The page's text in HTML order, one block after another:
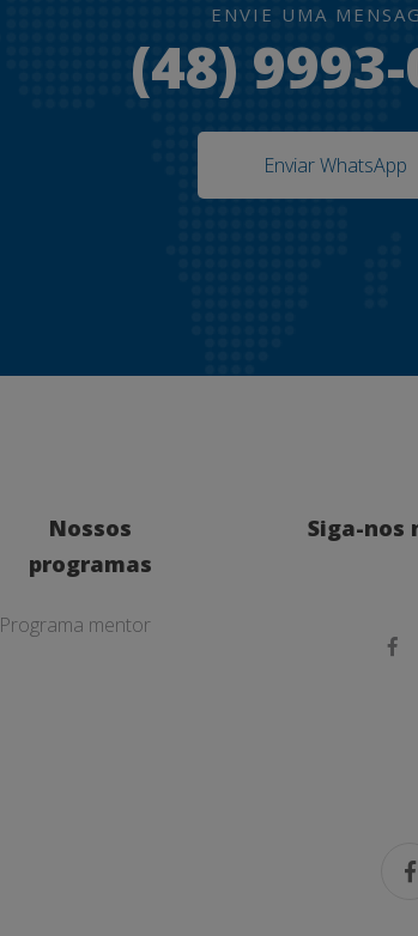
ENVIE UMA
(48)
Enviar WhatsApp
Nossos
programas
Programa mentor
Siga-nos